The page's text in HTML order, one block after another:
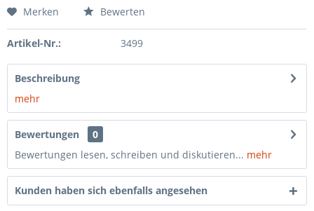
Merken Bewerten
Artikel-Nr.: 3499
Beschreibung
mehr
Bewertungen
0
Bewertungen lesen, schreiben und diskutieren... mehr
Kunden haben sich ebenfalls angesehen